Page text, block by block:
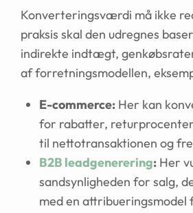
Konverteringsværdi må ikke
praksis skal den udregnes
indirekte indtægt,
af forretningsmodellen,
E-commerce: Her kan
for rabatter,
til nettotransaktionen og
B2B leadgenerering: Her
sandsynligheden for salg,
med en attribueringsmodel